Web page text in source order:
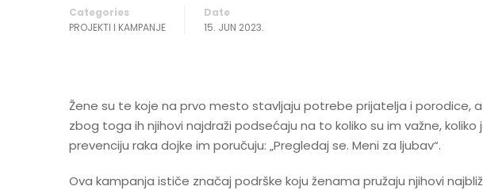
Categories
PROJEKTI I KAMPANJE
Date
15. JUN 2023.
Žene su te koje na prvo mesto stavljaju potrebe prijatelja i porodice,
zbog toga ih njihovi najdraži podsećaju na to koliko su im važne,
prevenciju raka dojke im poručuju: „Pregledaj se. Meni za ljubav“.
Ova kampanja ističe značaj podrške koju ženama pružaju njihovi